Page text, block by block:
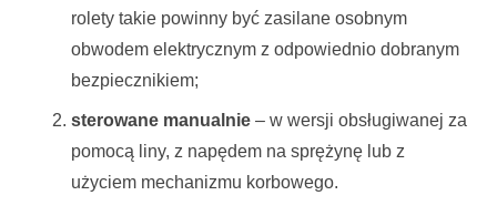
rolety takie powinny być zasilane osobnym
obwodem elektrycznym z odpowiednio dobranym
bezpiecznikiem;
sterowane manualnie – w wersji obsługiwanej za
pomocą liny, z napędem na sprężynę lub z
użyciem mechanizmu korbowego.